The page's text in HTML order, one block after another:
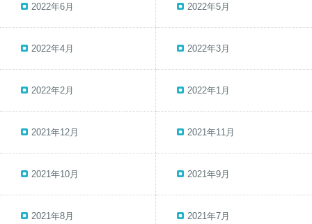
2022年6月 2022年5月
2022年4月 2022年3月
2022年2月 2022年1月
2021年12月 2021年11月
2021年10月 2021年9月
2021年8月 2021年7月